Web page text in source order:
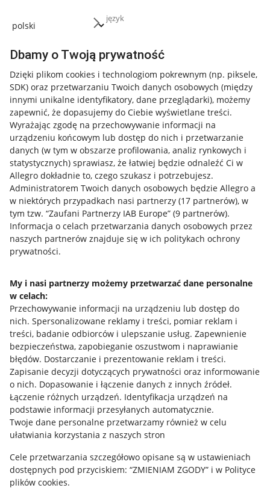
język
Dbamy o Twoją prywatność
Dzięki plikom cookies i technologiom pokrewnym (np. piksele,
SDK) oraz przetwarzaniu Twoich danych osobowych (między
innymi unikalne identyfikatory, dane przeglądarki), możemy
zapewnić, że dopasujemy do Ciebie wyświetlane treści.
Wyrażając zgodę na przechowywanie informacji na
urządzeniu końcowym lub dostęp do nich i przetwarzanie
danych (w tym w obszarze profilowania, analiz rynkowych i
statystycznych) sprawiasz, że łatwiej będzie odnaleźć Ci w
Allegro dokładnie to, czego szukasz i potrzebujesz.
Administratorem Twoich danych osobowych będzie Allegro a
w niektórych przypadkach nasi partnerzy (17 partnerów), w
tym tzw. “Zaufani Partnerzy IAB Europe” (9 partnerów).
Informacja o celach przetwarzania danych osobowych przez
naszych partnerów znajduje się w ich politykach ochrony
prywatności.
My i nasi partnerzy możemy przetwarzać dane personalne
w celach:
Przechowywanie informacji na urządzeniu lub dostęp do
nich. Spersonalizowane reklamy i treści, pomiar reklam i
treści, badanie odbiorców i ulepszanie usług. Zapewnienie
bezpieczeństwa, zapobieganie oszustwom i naprawianie
błędów. Dostarczanie i prezentowanie reklam i treści.
Zapisanie decyzji dotyczących prywatności oraz informowanie
o nich. Dopasowanie i łączenie danych z innych źródeł.
Łączenie różnych urządzeń. Identyfikacja urządzeń na
podstawie informacji przesyłanych automatycznie.
Twoje dane personalne przetwarzamy również w celu
ułatwiania korzystania z naszych stron
Cele przetwarzania szczegółowo opisane są w ustawieniach
dostępnych pod przyciskiem: “ZMIENIAM ZGODY” i w Polityce
plików cookies.
Przydatne informacje
Jak to działa
Allegro Gadane dla sprzedających
Allegro Gadane dla kupujących
Mapa miejscowości
Informacje prawne
Regulamin
Polityka plików "cookies"
Ustawienia plików "cookies"
Udostępnianie lokalizacji
Informacje dla Aktu o Usługach Cyfrowych